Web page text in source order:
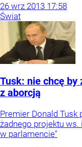
26 wrz 2013 17:58
Świat
Tusk: nie chcę by
z aborcją
Premier Donald Tusk
żadnego projektu ws.
w parlamencie"